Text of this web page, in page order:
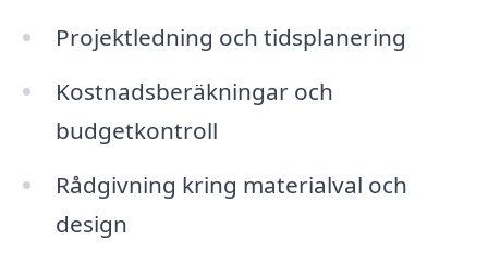
Projektledning och tidsplanering
Kostnadsberäkningar och
budgetkontroll
Rådgivning kring materialval och
design